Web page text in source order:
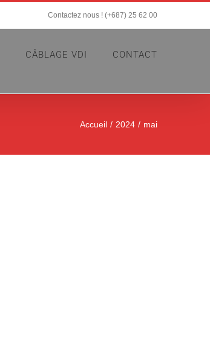
Contactez nous ! (+687) 25 62 00
CÂBLAGE VDI CONTACT
Accueil 2024 mai